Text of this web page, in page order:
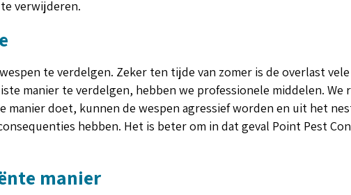
verwijderen.
te verdelgen. Zeker ten tijde van zomer is de overlast
manier te verdelgen, hebben we professionele middelen. We
doet, kunnen de wespen agressief worden en uit het
hebben. Het is beter om in dat geval Point Pest
manier